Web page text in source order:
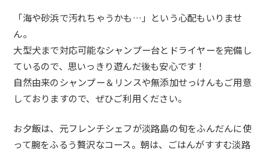
「海や砂浜で汚れちゃうかも…」という心配もいりませ
ん。
大型犬まで対応可能なシャンプー台とドライヤーを完備し
ているので、思いっきり遊んだ後も安心です！
自然由来のシャンプー＆リンスや無添加せっけんもご用意
しておりますので、ぜひご利用ください。
お夕飯は、元フレンチシェフが淡路島の旬をふんだんに使
って腕をふるう贅沢なコース。朝は、ごはんがすすむ淡路